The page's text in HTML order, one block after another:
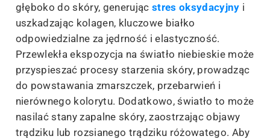
głęboko do skóry, generującstres oksydacyjny i
uszkadzając kolagen, kluczowe białko
odpowiedzialne za jędrność i elastyczność.
Przewlekła ekspozycja na światło niebieskie może
przyspieszać procesy starzenia skóry, prowadząc
do powstawania zmarszczek, przebarwień i
nierównego kolorytu. Dodatkowo, światło to może
nasilać stany zapalne skóry, zaostrzając objawy
trądziku lub rozsianego trądziku różowatego. Aby